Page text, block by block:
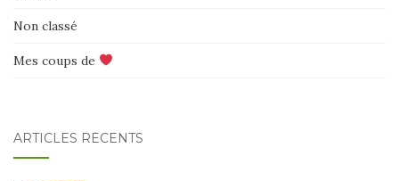
Non classé
Mes coups de
ARTICLES RÉCENTS